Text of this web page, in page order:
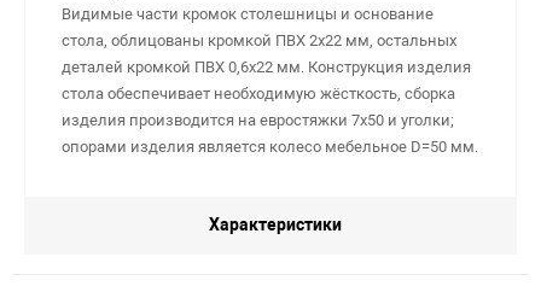
Видимые части кромок столешницы и основание
стола, облицованы кромкой ПВХ 2х22 мм, остальных
деталей кромкой ПВХ 0,6х22 мм. Конструкция изделия
стола обеспечивает необходимую жёсткость, сборка
изделия производится на евростяжки 7х50 и уголки;
опорами изделия является колесо мебельное D=50 мм.
Характеристики